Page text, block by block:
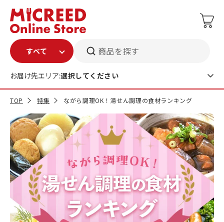
商品を探す
お届け先エリア:選択してください
TOP 特集 ながら調理OK！湯せん調理の食材ランキング